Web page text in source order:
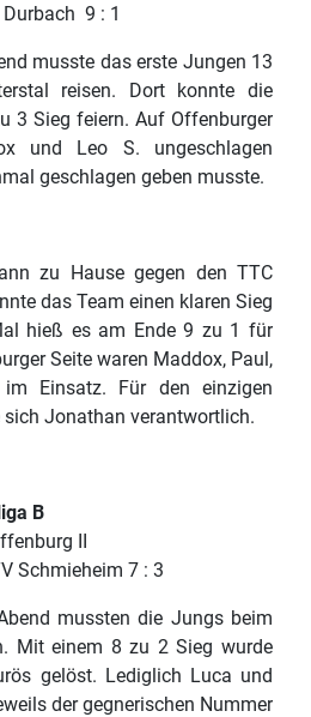
9 : 1
musste das erste Jungen 13
reisen. Dort konnte die
3 Sieg feiern. Auf Offenburger
und Leo S. ungeschlagen
geschlagen geben musste.
zu Hause gegen den TTC
das Team einen klaren Sieg
hieß es am Ende 9 zu 1 für
Seite waren Maddox, Paul,
Einsatz. Für den einzigen
sich Jonathan verantwortlich.
B
II
Schmieheim 7 : 3
mussten die Jungs beim
Mit einem 8 zu 2 Sieg wurde
gelöst. Lediglich Luca und
der gegnerischen Nummer